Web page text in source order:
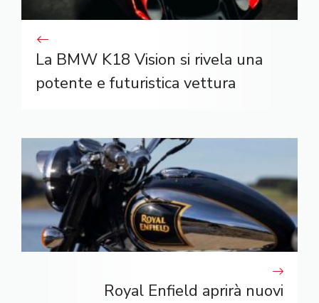
La BMW K18 Vision si rivela una
potente e futuristica vettura
Royal Enfield aprirà nuovi